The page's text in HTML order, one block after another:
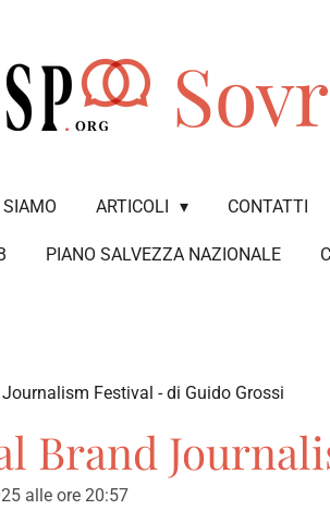
SIAMO ARTICOLI CONTATTI
PIANO SALVEZZA NAZIONALE
Festival - di Guido Grossi
Brand
alle ore 20:57